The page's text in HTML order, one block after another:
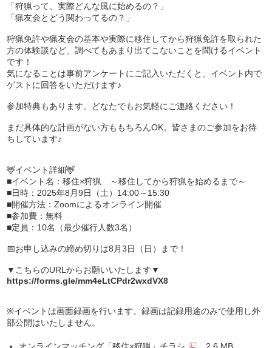
「狩猟って、実際どんな風に始めるの？」
「猟友会とどう関わってるの？」
狩猟免許や猟友会の基本や実際に移住してから狩猟免許を取られた
方の体験談など、調べてもあまり出てこないことを聞けるイベント
です！
気になることは事前アンケートにご記入いただくと、イベント内で
ゲストに回答をいただけます♪
参加特典もあります。どなたでもお気軽にご連絡ください！
まだ具体的な計画がない方ももちろんOK。皆さまのご参加をお待
ちしています♪
🦌イベント詳細🦌
■イベント名：移住×狩猟 ～移住してから狩猟を始めるまで～
■日時：2025年8月9日（土）14:00～15:30
■開催方法：Zoomによるオンライン開催
■参加費：無料
■定員：10名（最少催行人数3名）
📅お申し込みの締め切りは8月3日（日）まで！
▼こちらのURLからお願いいたします▼
https://forms.gle/mm4eLtCPdr2wxdVX8
※イベントは画面録画を行います。録画は記録用途のみで使用し外
部公開はいたしません。